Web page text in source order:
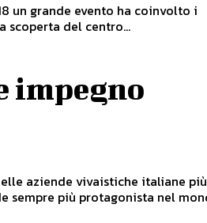
un grande evento ha coinvolto i
scoperta del centro...
impegno
aziende vivaistiche italiane più